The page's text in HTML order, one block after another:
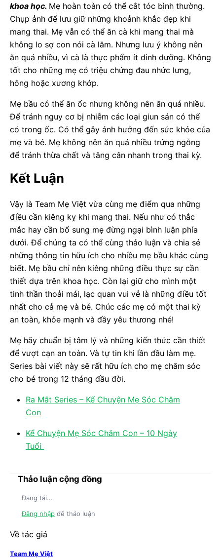
khoa học. Mẹ hoàn toàn có thể cắt tóc bình thường.
Chụp ảnh để lưu giữ những khoảnh khắc đẹp khi
mang thai. Mẹ vẫn có thể ăn cà khi mang thai mà
không lo sợ con nói cà lăm. Nhưng lưu ý không nên
ăn quá nhiều, vì cà là thực phẩm ít dinh dưỡng. Không
tốt cho những mẹ có triệu chứng đau nhức lưng,
hông hoặc xương khớp.
Mẹ bầu có thể ăn ốc nhưng không nên ăn quá nhiều.
Để tránh nguy cơ bị nhiễm các loại giun sán có thể
có trong ốc. Có thể gây ảnh hưởng đến sức khỏe của
mẹ và bé. Mẹ không nên ăn quá nhiều trứng ngỗng
để tránh thừa chất và tăng cân nhanh trong thai kỳ.
Kết Luận
Vậy là Team Mẹ Việt vừa cùng mẹ điểm qua những
điều cần kiêng kỵ khi mang thai. Nếu như có thắc
mắc hay cần bổ sung mẹ đừng ngại bình luận phía
dưới. Để chúng ta có thể cùng thảo luận và chia sẻ
những thông tin hữu ích cho nhiều mẹ bầu khác cùng
biết. Mẹ bầu chỉ nên kiêng những điều thực sự cần
thiết dựa trên khoa học. Còn lại giữ cho mình một
tinh thần thoải mái, lạc quan vui vẻ là những điều tốt
nhất cho cả mẹ và bé. Chúc các mẹ có một thai kỳ
an toàn, khỏe mạnh và đầy yêu thương nhé!
Mẹ hãy chuẩn bị tâm lý và những kiến thức cần thiết
để vượt cạn an toàn. Và tự tin khi lần đầu làm mẹ.
Series bài viết này sẽ rất hữu ích cho mẹ chăm sóc
cho bé trong 12 tháng đầu đời.
Ra Mắt Series – Kể Chuyện Mẹ Sóc Chăm
Con
Kể Chuyện Mẹ Sóc Chăm Con – 10 Ngày
Tuổi
Thảo luận cộng đồng
Đang tải...
Đăng nhập để thảo luận
Về tác giả
Team Mẹ Việt